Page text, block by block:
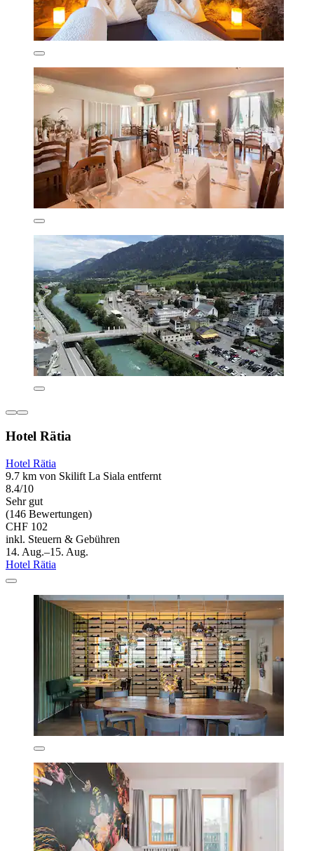
Hotel Rätia
Hotel Rätia
9.7 km von Skilift La Siala entfernt
8.4/10
Sehr gut
(146 Bewertungen)
CHF 102
inkl. Steuern & Gebühren
14. Aug.–15. Aug.
Hotel Rätia